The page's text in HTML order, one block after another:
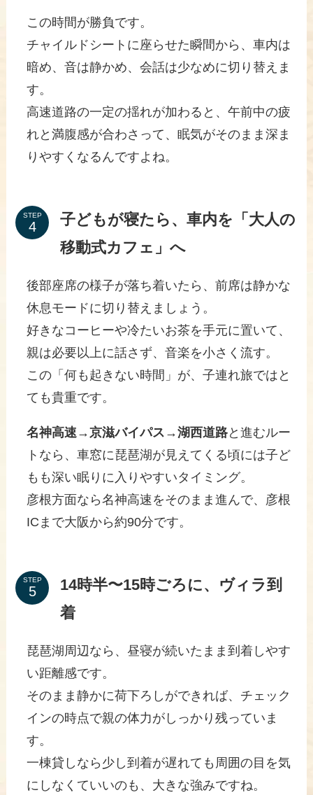
この時間が勝負です。
チャイルドシートに座らせた瞬間から、車内は
暗め、音は静かめ、会話は少なめに切り替えま
す。
高速道路の一定の揺れが加わると、午前中の疲
れと満腹感が合わさって、眠気がそのまま深ま
りやすくなるんですよね。
STEP
子どもが寝たら、車内を「大人の
移動式カフェ」へ
後部座席の様子が落ち着いたら、前席は静かな
休息モードに切り替えましょう。
好きなコーヒーや冷たいお茶を手元に置いて、
親は必要以上に話さず、音楽を小さく流す。
この「何も起きない時間」が、子連れ旅ではと
ても貴重です。
名神高速→京滋バイパス→湖西道路と進むルー
トなら、車窓に琵琶湖が見えてくる頃には子ど
もも深い眠りに入りやすいタイミング。
彦根方面なら名神高速をそのまま進んで、彦根
ICまで大阪から約90分です。
STEP
14時半〜15時ごろに、ヴィラ到
着
琵琶湖周辺なら、昼寝が続いたまま到着しやす
い距離感です。
そのまま静かに荷下ろしができれば、チェック
インの時点で親の体力がしっかり残っていま
す。
一棟貸しなら少し到着が遅れても周囲の目を気
にしなくていいのも、大きな強みですね。